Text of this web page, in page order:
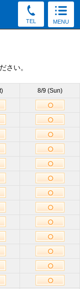
TEL MENU
ております。
）
サイズも見学OK
さい。
8/9 (Sun)